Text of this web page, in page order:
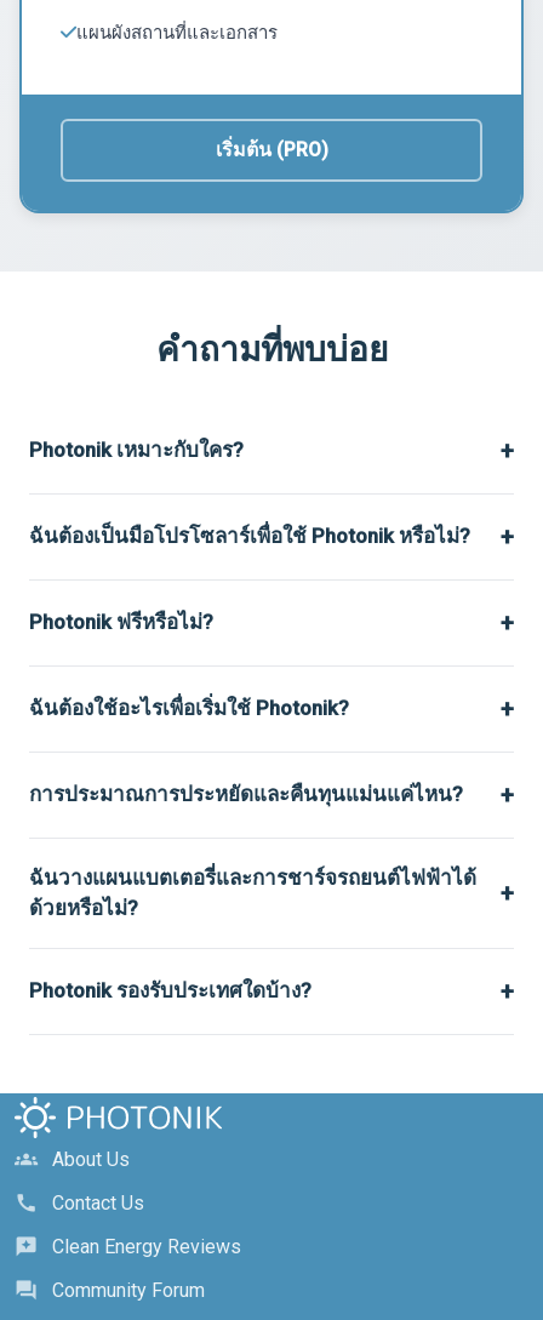
แผนผังสถานที่และเอกสาร
เริ่มต้น (PRO)
คำถามที่พบบ่อย
Photonik เหมาะกับใคร? +
ฉันต้องเป็นมือโปรโซลาร์เพื่อใช้ Photonik หรือไม่? +
Photonik ฟรีหรือไม่? +
ฉันต้องใช้อะไรเพื่อเริ่มใช้ Photonik? +
การประมาณการประหยัดและคืนทุนแม่นแค่ไหน? +
ฉันวางแผนแบตเตอรี่และการชาร์จรถยนต์ไฟฟ้าได้
ด้วยหรือไม่?
+
Photonik รองรับประเทศใดบ้าง? +
groups
About Us
call
Contact Us
reviews
Clean Energy Reviews
forum
Community Forum